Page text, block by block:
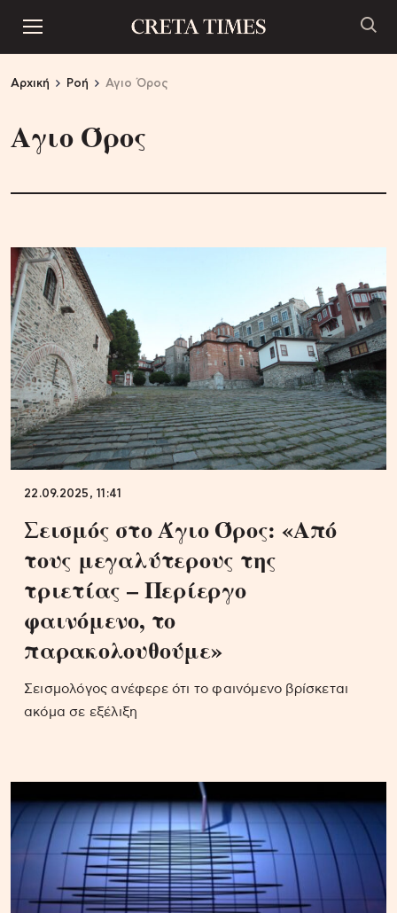
Αρχική Ροή Αγιο Όρος
Αγιο Όρος
22.09.2025, 11:41
Σεισμός στο Άγιο Όρος: «Από
τους μεγαλύτερους της
τριετίας – Περίεργο
φαινόμενο, το
παρακολουθούμε»
Σεισμολόγος ανέφερε ότι το φαινόμενο βρίσκεται
ακόμα σε εξέλιξη